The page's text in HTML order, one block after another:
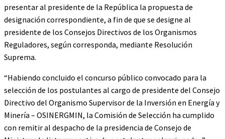
presentar al presidente de la República la propuesta de
designación correspondiente, a fin de que se designe al
presidente de los Consejos Directivos de los Organismos
Reguladores, según corresponda, mediante Resolución
Suprema.
“Habiendo concluido el concurso público convocado para la
selección de los postulantes al cargo de presidente del Consejo
Directivo del Organismo Supervisor de la Inversión en Energía y
Minería – OSINERGMIN, la Comisión de Selección ha cumplido
con remitir al despacho de la presidencia de Consejo de